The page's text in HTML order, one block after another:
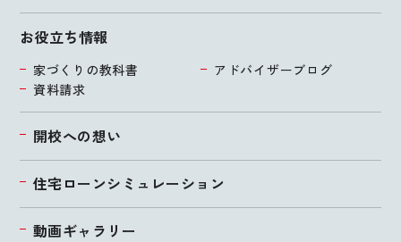
お役立ち情報
家づくりの教科書
アドバイザーブログ
資料請求
開校への想い
住宅ローンシミュレーション
動画ギャラリー